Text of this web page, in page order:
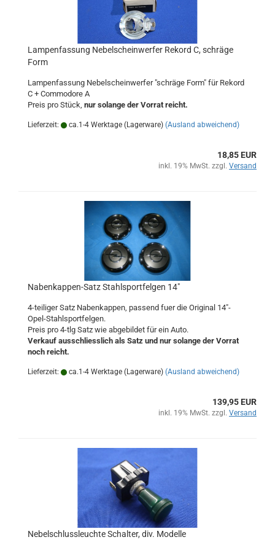
Lampenfassung Nebelscheinwerfer Rekord C, schräge
Form
Lampenfassung Nebelscheinwerfer "schräge Form" für Rekord
C + Commodore A
Preis pro Stück, nur solange der Vorrat reicht.
Lieferzeit: ca.1-4 Werktage (Lagerware) (Ausland abweichend)
18,85 EUR
inkl. 19% MwSt. zzgl. Versand
Nabenkappen-Satz Stahlsportfelgen 14"
4-teiliger Satz Nabenkappen, passend fuer die Original 14"-
Opel-Stahlsportfelgen.
Preis pro 4-tlg Satz wie abgebildet für ein Auto.
Verkauf ausschliesslich als Satz und nur solange der Vorrat
noch reicht.
Lieferzeit: ca.1-4 Werktage (Lagerware) (Ausland abweichend)
139,95 EUR
inkl. 19% MwSt. zzgl. Versand
Nebelschlussleuchte Schalter, div. Modelle